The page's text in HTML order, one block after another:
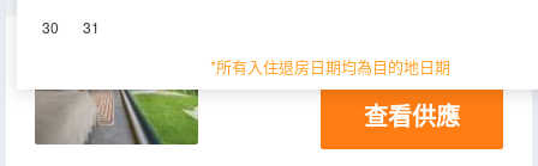
30 31
*所有入住退房日期均為目的地日期
30㎡ 1層 空調
查看供應